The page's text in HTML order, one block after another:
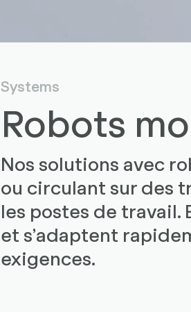
Systems
Robots
Nos solutions avec
ou circulant sur des
les postes de travail.
et s’adaptent
exigences.